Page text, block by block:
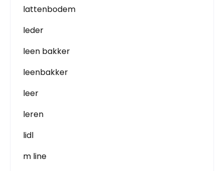
lattenbodem
leder
leen bakker
leenbakker
leer
leren
lidl
m line